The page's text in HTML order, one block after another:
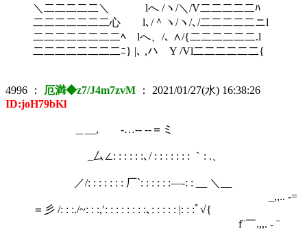
＼二二二二二＼ lへ /ヽ/＼/V二二二二二ﾊ
二二二二二二二心 l､/＾ヽ/ヽ/､/二二二二二ニl
二二二二二二二二ﾍ lへ、/､ ∧/{二二二二二二.l
二二二二二二二二ﾆ} |､ ,ハ Y /Vl二二二二二二{
4996 ： 厄満◆z7/J4m7zvM ： 2021/01/27(水) 16:38:26
ID:joH79bKl
＿__, ‐…‐- --＝ミ
_厶∠: : : : : :､/ : : : : : : : ｀: .、
／/: : : : : : : 厂`: : : : : :―-: : __ ＼__
_,,.. -=
＝彡 /: : :./~: : :,′: : : : : : : :､: : : : : |: : :ﾟ√{
f¨￣.,,. ‐ ¨